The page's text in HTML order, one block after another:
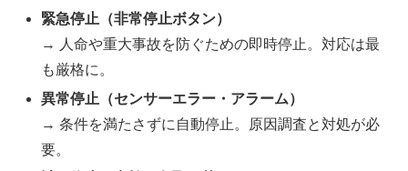
緊急停止（非常停止ボタン）
→ 人命や重大事故を防ぐための即時停止。対応は最
も厳格に。
異常停止（センサーエラー・アラーム）
→ 条件を満たさずに自動停止。原因調査と対処が必
要。